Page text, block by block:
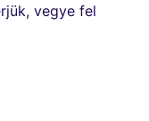
vegye fel